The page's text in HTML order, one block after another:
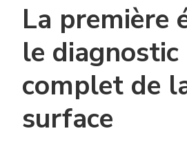
La première
le diagnostic
complet de
surface